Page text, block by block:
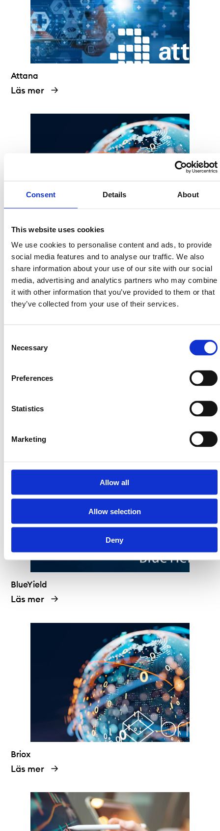
Consent Details About
This website uses cookies
We use cookies to personalise content and ads, to provide
social media features and to analyse our traffic. We also
share information about your use of our site with our social
media, advertising and analytics partners who may combine
it with other information that you’ve provided to them or that
they’ve collected from your use of their services.
Selection
Necessary
Preferences
Statistics
Marketing
Allow all
Allow selection
Deny
Attana
Läs mer
Avsalt Group
Läs mer
BlueYield
Läs mer
Briox
Läs mer